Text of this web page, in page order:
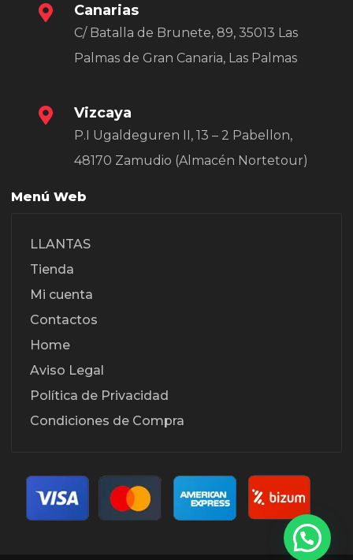
Canarias
C/ Batalla de Brunete, 89, 35013 Las
Palmas de Gran Canaria, Las Palmas
Vizcaya
P.I Ugaldeguren II, 13 – 2 Pabellon,
48170 Zamudio (Almacén Nortetour)
Menú Web
LLANTAS
Tienda
Mi cuenta
Contactos
Home
Aviso Legal
Política de Privacidad
Condiciones de Compra